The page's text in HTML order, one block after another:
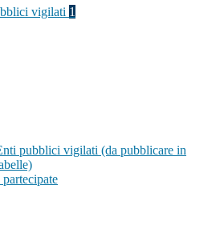
vigilati 1
pubblici vigilati (da pubblicare in
partecipate